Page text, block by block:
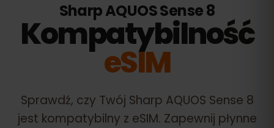
Sharp AQUOS Sense 8
Kompatybilność
eSIM
Sprawdź, czy Twój Sharp AQUOS Sense 8
jest kompatybilny z eSIM. Zapewnij płynne